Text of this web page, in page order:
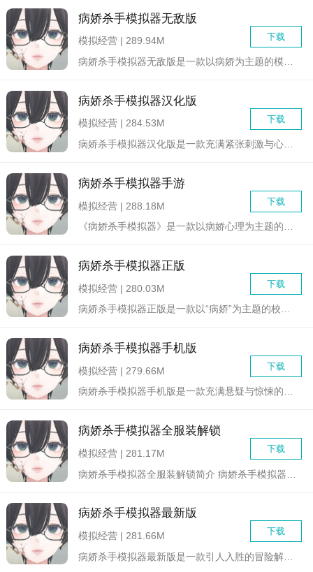
病娇杀手模拟器无敌版
下载
模拟经营 | 289.94M
病娇杀手模拟器无敌版是一款以病娇为主题的模拟角色扮演游戏，玩...
病娇杀手模拟器汉化版
下载
模拟经营 | 284.53M
病娇杀手模拟器汉化版是一款充满紧张刺激与心理悬疑的角色扮演游...
病娇杀手模拟器手游
下载
模拟经营 | 288.18M
《病娇杀手模拟器》是一款以病娇心理为主题的暗黑风格冒险游戏，...
病娇杀手模拟器正版
下载
模拟经营 | 280.03M
病娇杀手模拟器正版是一款以“病娇”为主题的校园角色扮演游戏。...
病娇杀手模拟器手机版
下载
模拟经营 | 279.66M
病娇杀手模拟器手机版是一款充满悬疑与惊悚的冒险模拟游戏。玩家...
病娇杀手模拟器全服装解锁
下载
模拟经营 | 281.17M
病娇杀手模拟器最新版
下载
模拟经营 | 281.66M